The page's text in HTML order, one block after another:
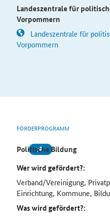
Landeszentrale für
Vorpommern
Landeszentrale für
Vorpommern
FÖRDERPROGRAMM
Politische Bildung
Wer wird gefördert?:
Verband/Vereinigung,
Einrichtung, Kommune,
Was wird gefördert?: